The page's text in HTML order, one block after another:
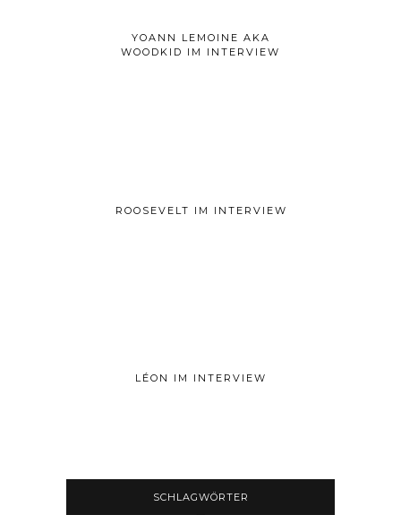
YOANN LEMOINE AKA
WOODKID IM INTERVIEW
ROOSEVELT IM INTERVIEW
LÉON IM INTERVIEW
SCHLAGWÖRTER